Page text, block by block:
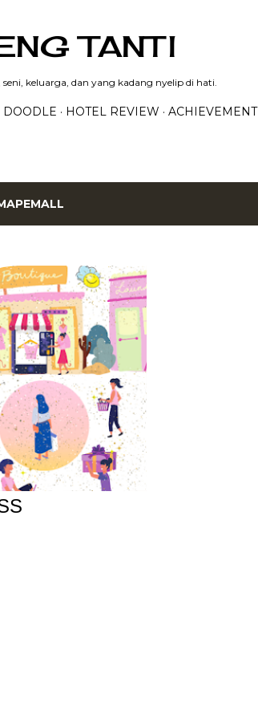
TANTI
keluarga, dan yang kadang nyelip di hati.
DOODLE HOTEL REVIEW ACHIEVEMENT